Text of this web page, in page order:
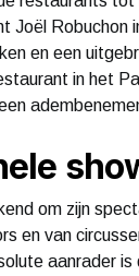
Joël Robuchon
en een
in het
om zijn
en van
aanrader is